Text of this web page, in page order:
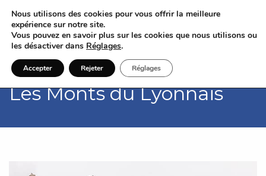
Les Monts du Lyonnais
Nous utilisons des cookies pour vous offrir la meilleure
expérience sur notre site.
Vous pouvez en savoir plus sur les cookies que nous utilisons ou
les désactiver dans Réglages.
Accepter Rejeter Réglages